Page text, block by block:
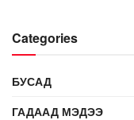
Categories
БУСАД
ГАДААД МЭДЭЭ